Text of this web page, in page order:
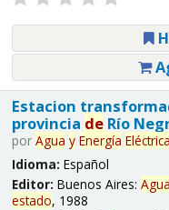
Estacion
provincia deRío
por Agua y Energía
Idioma: Español
Editor: Buenos Aires: Agua
estado, 1988